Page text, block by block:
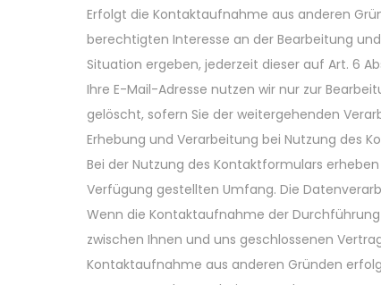
Erfolgt die Kontaktaufnahme aus anderen
berechtigten Interesse an der Bearbeitung
Situation ergeben, jederzeit dieser auf Art. 6
Ihre E-Mail-Adresse nutzen wir nur zur
gelöscht, sofern Sie der weitergehenden
Erhebung und Verarbeitung bei Nutzung des
Bei der Nutzung des Kontaktformulars
Verfügung gestellten Umfang. Die
Wenn die Kontaktaufnahme der
zwischen Ihnen und uns geschlossenen
Kontaktaufnahme aus anderen Gründen